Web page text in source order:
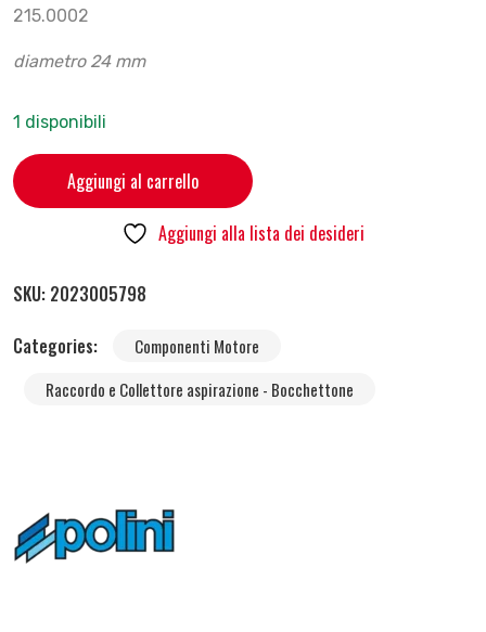
215.0002
diametro 24 mm
1 disponibili
Aggiungi al carrello
Aggiungi alla lista dei desideri
SKU: 2023005798
Categories:
Componenti Motore
Raccordo e Collettore aspirazione - Bocchettone